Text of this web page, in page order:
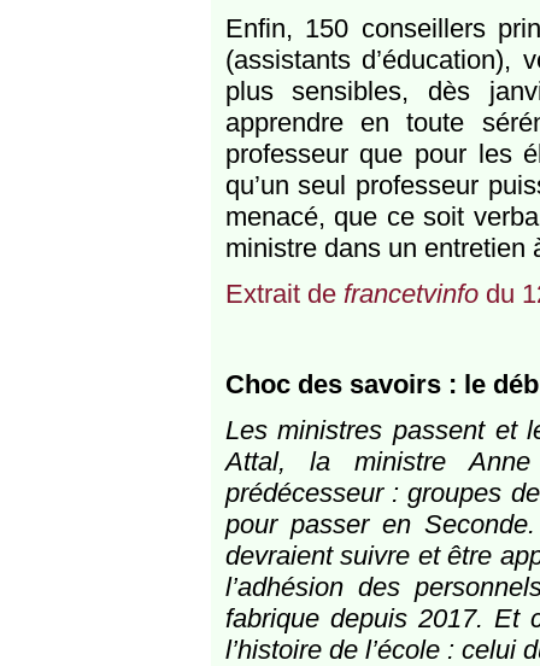
Enfin, 150 conseillers
(assistants
plus sensibles, dès
apprendre en toute
professeur que pour les
qu’un seul professeur
menacé, que ce soit
ministre dans un entretien
Extrait de francetvinfodu
Choc des savoirs : le
Les ministres passent et
Attal, la ministre
prédécesseur : groupes
pour passer en
devraient suivre et être
l’adhésion des
fabrique depuis 2017. Et
l’histoire de l’école : celui